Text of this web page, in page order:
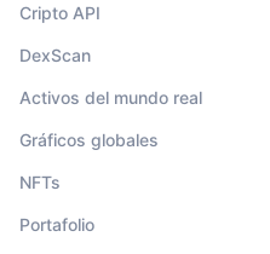
Cripto API
DexScan
Activos del mundo real
Gráficos globales
NFTs
Portafolio